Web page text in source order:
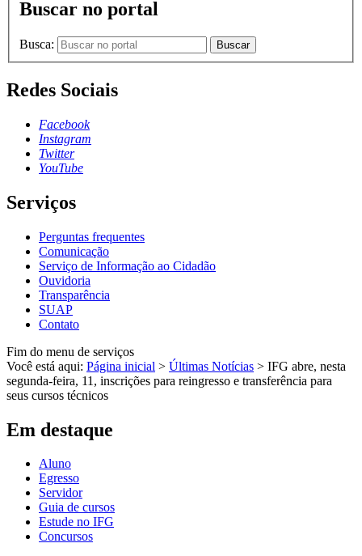
Buscar no portal
Busca: Buscar
Redes Sociais
Facebook
Instagram
Twitter
YouTube
Serviços
Perguntas frequentes
Comunicação
Serviço de Informação ao Cidadão
Ouvidoria
Transparência
SUAP
Contato
Fim do menu de serviços
Você está aqui: Página inicial > Últimas Notícias > IFG abre, nesta
segunda-feira, 11, inscrições para reingresso e transferência para
seus cursos técnicos
Em destaque
Aluno
Egresso
Servidor
Guia de cursos
Estude no IFG
Concursos